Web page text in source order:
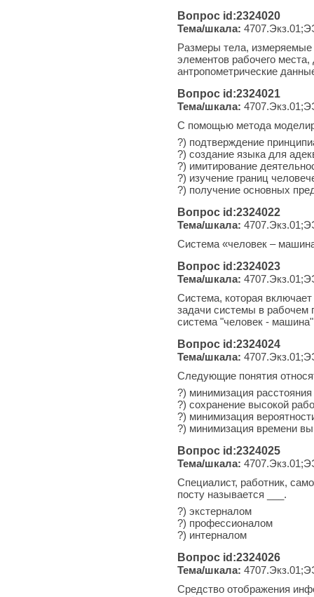
Вопрос id:2324020
Тема/шкала:
Размеры тела, измеряемые
элементов рабочего
антропометрические
Вопрос id:2324021
Тема/шкала:
С помощью метода
?) подтверждение
?) создание языка для
?) имитирование
?) изучение границ
?) получение основных
Вопрос id:2324022
Тема/шкала:
Система «человек –
Вопрос id:2324023
Тема/шкала:
Система, которая
задачи системы в рабочем
система "человек -
Вопрос id:2324024
Тема/шкала:
Следующие понятия
?) минимизация
?) сохранение высокой
?) минимизация
?) минимизация времени
Вопрос id:2324025
Тема/шкала:
Специалист, работник,
посту называется ___.
?) экстерналом
?) профессионалом
?) интерналом
Вопрос id:2324026
Тема/шкала:
Средство отображения